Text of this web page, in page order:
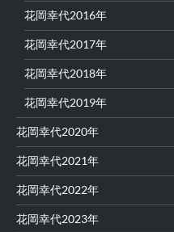
花岡幸代2016年
花岡幸代2017年
花岡幸代2018年
花岡幸代2019年
花岡幸代2020年
花岡幸代2021年
花岡幸代2022年
花岡幸代2023年